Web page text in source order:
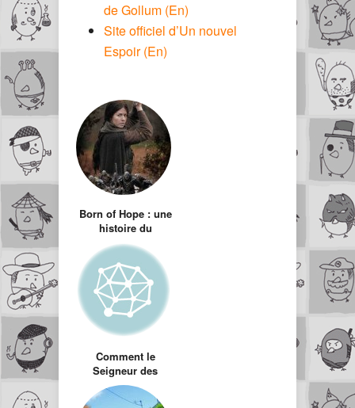
de Gollum (En)
Site officiel d’Un nouvel
Espoir (En)
Born of Hope : une
histoire du
seigneur des
anneaux
Comment le
Seigneur des
Anneaux aurait du
se finir